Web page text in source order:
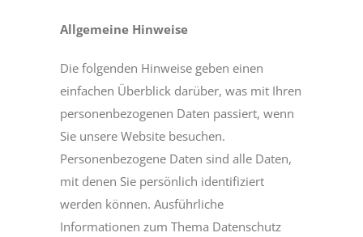
Allgemeine Hinweise
Die folgenden Hinweise geben einen
einfachen Überblick darüber, was mit Ihren
personenbezogenen Daten passiert, wenn
Sie unsere Website besuchen.
Personenbezogene Daten sind alle Daten,
mit denen Sie persönlich identifiziert
werden können. Ausführliche
Informationen zum Thema Datenschutz